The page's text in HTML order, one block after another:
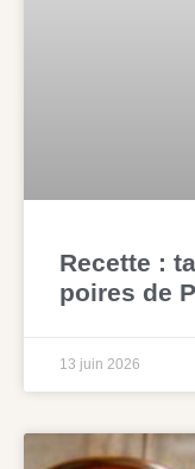
Recette :
poires de
13 juin 2026